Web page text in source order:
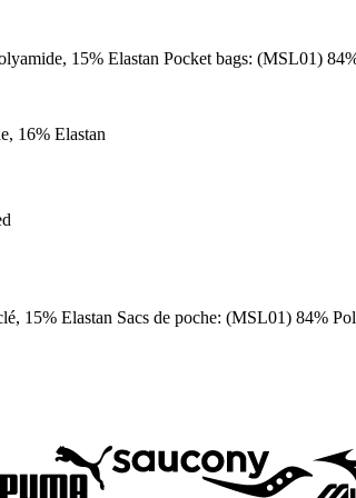
15% Elastan Pocket bags: (MSL01)
16% Elastan
15% Elastan Sacs de poche: (MSL01) 84%